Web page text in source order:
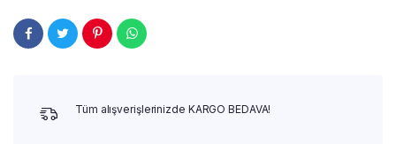
Tüm alışverişlerinizde KARGO BEDAVA!